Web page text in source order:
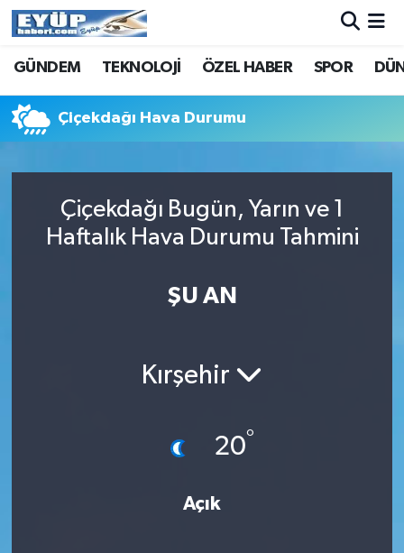
GÜNDEM TEKNOLOJİ ÖZEL HABER SPOR
Çiçekdağı Hava Durumu
Çiçekdağı Bugün, Yarın ve 1
Haftalık Hava Durumu Tahmini
ŞU AN
Kırşehir
20°
Açık